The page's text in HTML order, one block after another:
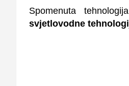
Spomenuta
svjetlovodne